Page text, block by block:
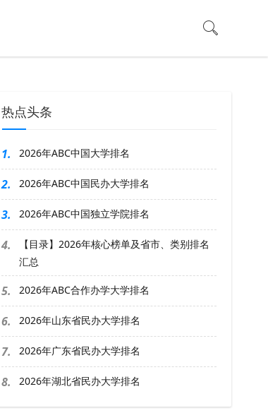
热点头条
1. 2026年ABC中国大学排名
2. 2026年ABC中国民办大学排名
3. 2026年ABC中国独立学院排名
4.
【目录】2026年核心榜单及省市、类别排名
汇总
5. 2026年ABC合作办学大学排名
6. 2026年山东省民办大学排名
7. 2026年广东省民办大学排名
8. 2026年湖北省民办大学排名